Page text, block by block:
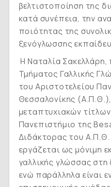
βελτιστοποίηση της
κατά συνέπεια, την
ποιότητας της
ξενόγλωσσης
Η Ναταλία Σακελλάρη,
Τμήματος Γαλλικής
του Αριστοτελείου
Θεσσαλονίκης (Α.Π.Θ.),
μεταπτυχιακών
Πανεπιστήμιο της
Διδάκτορας του
εργάζεται ως μόνιμη
γαλλικής γλώσσας
ενώ παράλληλα είναι